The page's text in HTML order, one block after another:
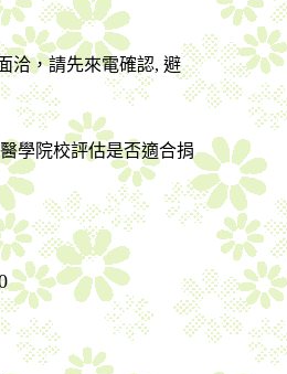
洽，請先來電確認,避
學院校評估是否適合捐